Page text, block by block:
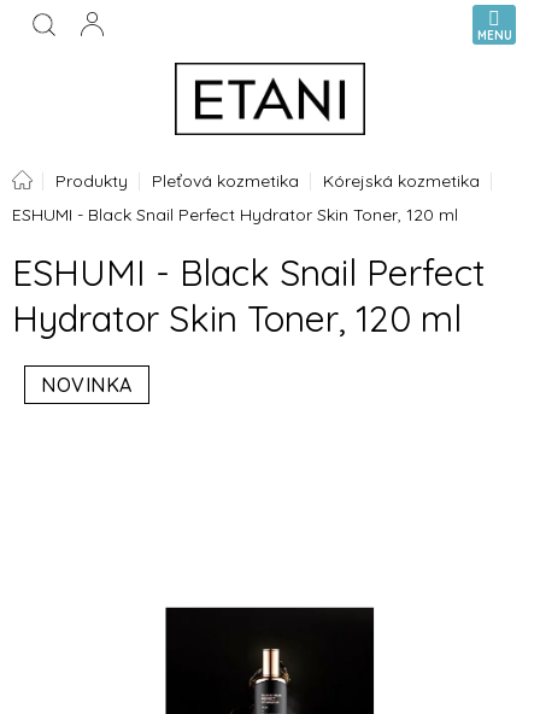
Prejsť
KOŠÍK
DomovProdukty Pleťová kozmetika
Kórejská kozmetika
ESHUMI - Black Snail Perfect Hydrator Skin Toner, 120 ml
ESHUMI - Black Snail Perfect
Hydrator Skin Toner, 120 ml
NOVINKA